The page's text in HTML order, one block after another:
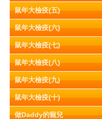
鼠年大檢疫(五)
鼠年大檢疫(六)
鼠年大檢疫(七)
鼠年大檢疫(八)
鼠年大檢疫(九)
鼠年大檢疫(十)
做Daddy的寵兒